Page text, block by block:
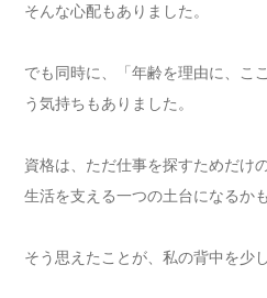
そんな心配もありました。
でも同時に、「年齢を理由に、こ
う気持ちもありました。
資格は、ただ仕事を探すためだけ
生活を支える一つの土台になるか
そう思えたことが、私の背中を少